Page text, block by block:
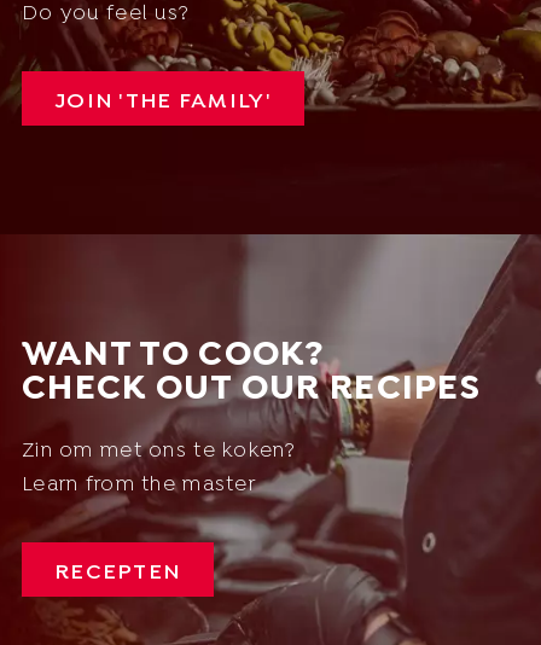
Do you feel us?
JOIN 'THE FAMILY'
WANT TO COOK?
CHECK OUT OUR RECIPES
Zin om met ons te koken?
Learn from the master
RECEPTEN